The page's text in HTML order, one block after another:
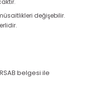
değişebilir.
belgesi ile